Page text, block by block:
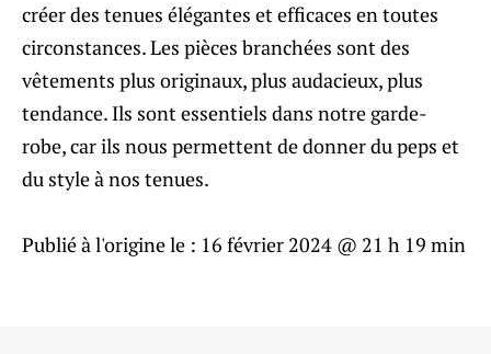
créer des tenues élégantes et efficaces en toutes
circonstances. Les pièces branchées sont des
vêtements plus originaux, plus audacieux, plus
tendance. Ils sont essentiels dans notre garde-
robe, car ils nous permettent de donner du peps et
du style à nos tenues.
Publié à l'origine le : 16 février 2024 @ 21 h 19 min